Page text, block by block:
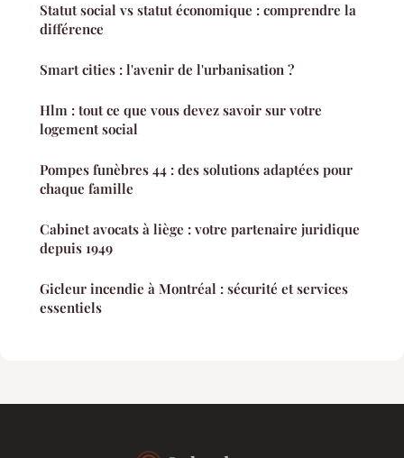
Statut social vs statut économique : comprendre la
différence
Smart cities : l'avenir de l'urbanisation ?
Hlm : tout ce que vous devez savoir sur votre
logement social
Pompes funèbres 44 : des solutions adaptées pour
chaque famille
Cabinet avocats à liège : votre partenaire juridique
depuis 1949
Gicleur incendie à Montréal : sécurité et services
essentiels